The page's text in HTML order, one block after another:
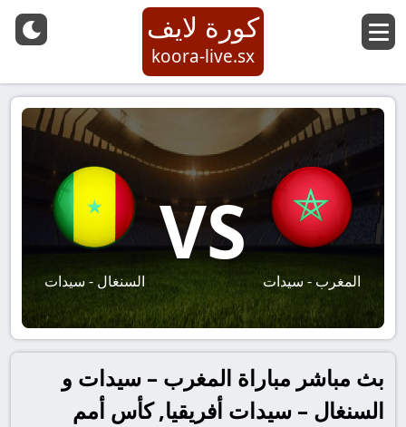
كورة لايف
koora-live.sx
المغرب - سيدات
VS
السنغال - سيدات
بث مباشر مباراة المغرب – سيدات و
السنغال – سيدات أفريقيا, كأس أمم